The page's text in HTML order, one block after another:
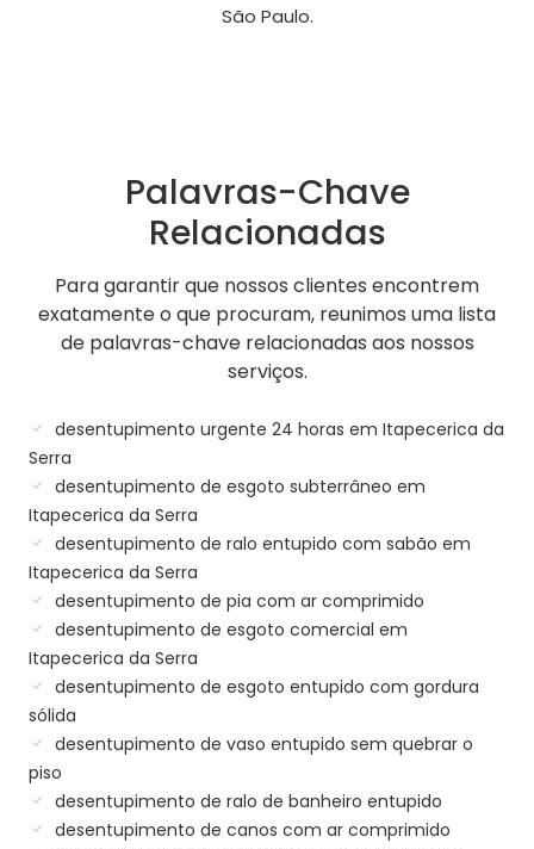
São Paulo.
Palavras-Chave
Relacionadas
Para garantir que nossos clientes encontrem
exatamente o que procuram, reunimos uma lista
de palavras-chave relacionadas aos nossos
serviços.
desentupimento urgente 24 horas em Itapecerica da
Serra
desentupimento de esgoto subterrâneo em
Itapecerica da Serra
desentupimento de ralo entupido com sabão em
Itapecerica da Serra
desentupimento de pia com ar comprimido
desentupimento de esgoto comercial em
Itapecerica da Serra
desentupimento de esgoto entupido com gordura
sólida
desentupimento de vaso entupido sem quebrar o
piso
desentupimento de ralo de banheiro entupido
desentupimento de canos com ar comprimido